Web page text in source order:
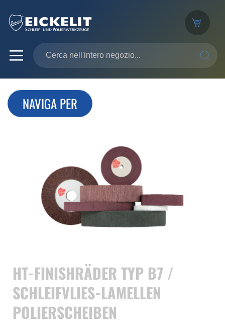
HT-FINISHRÄDER TYP B7 /
SCHLEIFVLIES-LAMELLEN
POLIERSCHEIBEN
NAVIGA PER